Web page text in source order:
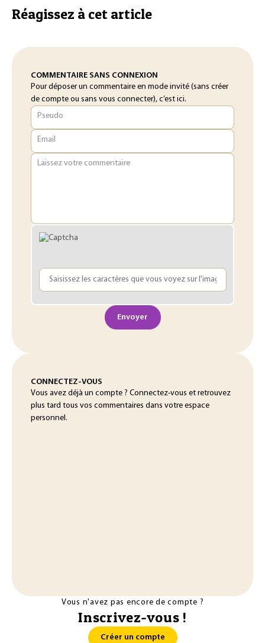
Réagissez à cet article
COMMENTAIRE SANS CONNEXION
Pour déposer un commentaire en mode invité (sans créer
de compte ou sans vous connecter), c’est ici.
Pseudo
Email
Laissez votre commentaire
Envoyer
CONNECTEZ-VOUS
Vous avez déjà un compte ? Connectez-vous et retrouvez
plus tard tous vos commentaires dans votre espace
personnel.
Vous n'avez pas encore de compte ?
Inscrivez-vous !
Créer un compte